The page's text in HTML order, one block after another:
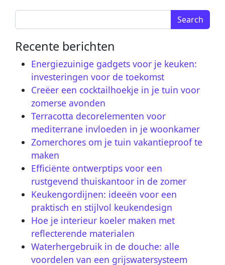
Search for:
Recente berichten
Energiezuinige gadgets voor je keuken:
investeringen voor de toekomst
Creëer een cocktailhoekje in je tuin voor
zomerse avonden
Terracotta decorelementen voor
mediterrane invloeden in je woonkamer
Zomerchores om je tuin vakantieproof te
maken
Efficiënte ontwerptips voor een
rustgevend thuiskantoor in de zomer
Keukengordijnen: ideeën voor een
praktisch en stijlvol keukendesign
Hoe je interieur koeler maken met
reflecterende materialen
Waterhergebruik in de douche: alle
voordelen van een grijswatersysteem